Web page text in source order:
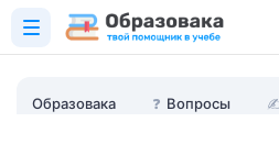
Образовака ❓ Вопросы